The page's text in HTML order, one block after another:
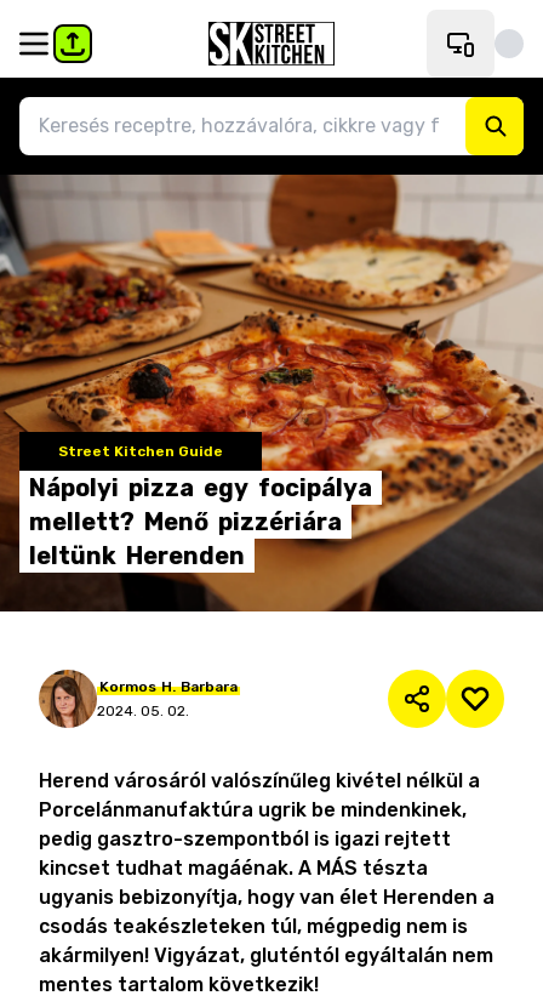
Street Kitchen Guide
Nápolyi pizza egy focipálya
mellett? Menő pizzériára
leltünk Herenden
Kormos H. Barbara
2024. 05. 02.
Herend városáról valószínűleg kivétel nélkül a
Porcelánmanufaktúra ugrik be mindenkinek,
pedig gasztro-szempontból is igazi rejtett
kincset tudhat magáénak. A MÁS tészta
ugyanis bebizonyítja, hogy van élet Herenden a
csodás teakészleteken túl, mégpedig nem is
akármilyen! Vigyázat, gluténtól egyáltalán nem
mentes tartalom következik!